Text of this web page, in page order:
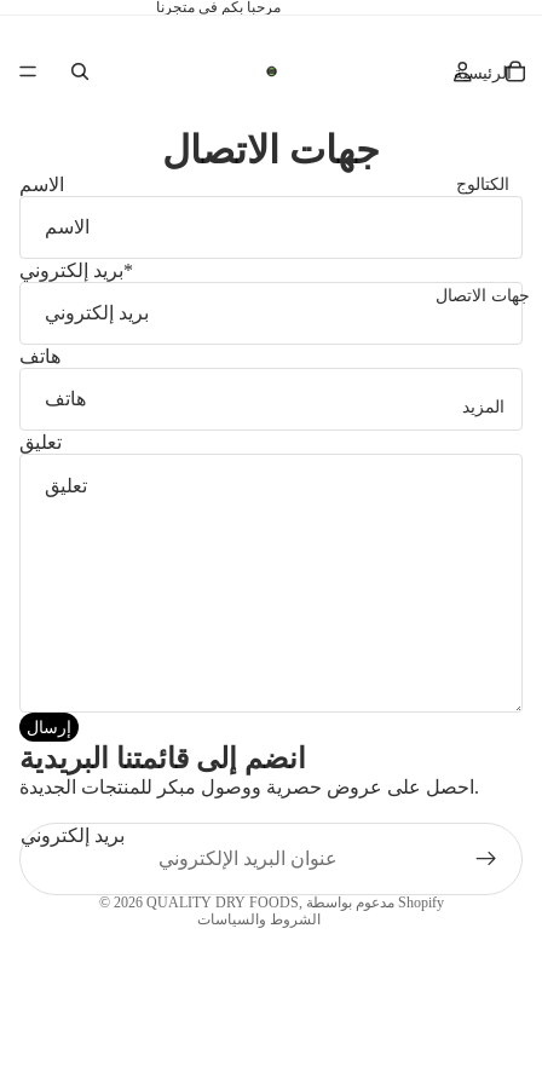
مرحباً بكم في متجرنا
الرئيسية
الكتالوج
جهات الاتصال
المزيد
جهات الاتصال
الاسم
بريد إلكتروني*
هاتف
تعليق
إرسال
انضم إلى قائمتنا البريدية
احصل على عروض حصرية ووصول مبكر للمنتجات الجديدة.
بريد إلكتروني
© 2026 QUALITY DRY FOODS, مدعوم بواسطة Shopify
الشروط والسياسات